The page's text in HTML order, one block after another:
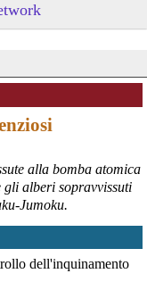
SICURO
raccolti il Governo
alla bomba atomica
gli alberi sopravvissuti
Jumoku.
dell'inquinamento